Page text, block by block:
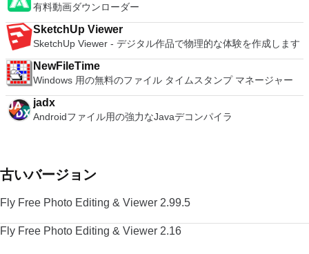
有料動画ダウンローダー
SketchUp Viewer
SketchUp Viewer - デジタル作品で物理的な体験を作成します
NewFileTime
Windows 用の無料のファイル タイムスタンプ マネージャー
jadx
Androidファイル用の強力なJavaデコンパイラ
古いバージョン
Fly Free Photo Editing & Viewer 2.99.5
Fly Free Photo Editing & Viewer 2.16